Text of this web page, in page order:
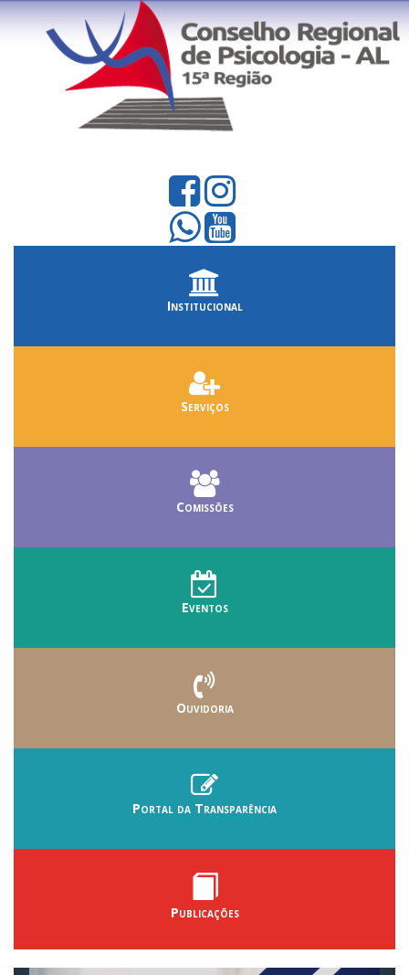
Institucional
Serviços
Comissões
Eventos
Ouvidoria
Portal da Transparência
Publicações